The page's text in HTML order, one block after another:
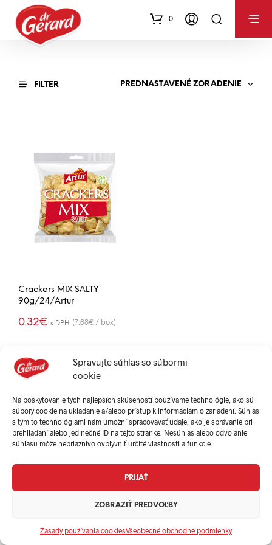
Spravujte súhlas so súbormi
cookie
Na poskytovanie tých najlepších skúseností používame technológie, ako sú
súbory cookie na ukladanie a/alebo prístup k informáciám o zariadení. Súhlas
s týmito technológiami nám umožní spracovávať údaje, ako je správanie pri
prehliadaní alebo jedinečné ID na tejto stránke. Nesúhlas alebo odvolanie
súhlasu môže nepriaznivo ovplyvniť určité vlastnosti a funkcie.
PRIJAŤ
ZOBRAZIŤ PREDVOĽBY
Zásady používania cookiesVšeobecné obchodné podmienky
0
FILTER PREDNASTAVENÉ ZORADENIE
Crackers MIX SALTY
90g/24/Artur
0.32€ s DPH (7.68€ / box)
Copyright © PPRESS, s.r.o. 2024. Všetky práva vyhradené.
Created by
blueera.